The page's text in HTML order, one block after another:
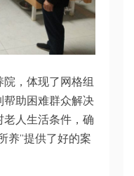
，体现了网格组
帮助困难群众解决
人生活条件，确
养”提供了好的案